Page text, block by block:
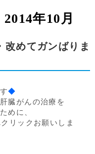
2014年10月
改めてガンばりま
◆
臓がんの治療を
めに、
リックお願いしま